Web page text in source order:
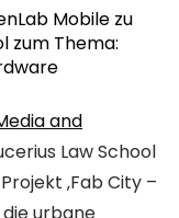
and
Law School
‚Fab City –